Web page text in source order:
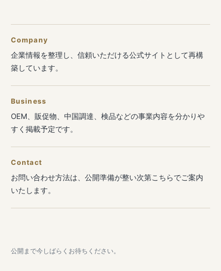
Company
企業情報を整理し、信頼いただける公式サイトとして再構
築しています。
Business
OEM、販促物、中国調達、検品などの事業内容を分かりや
すく掲載予定です。
Contact
お問い合わせ方法は、公開準備が整い次第こちらでご案内
いたします。
公開まで今しばらくお待ちください。